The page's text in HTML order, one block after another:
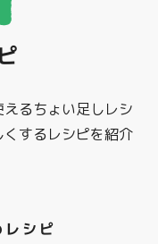
るちょい足しレシ
するレシピを紹介
シピ